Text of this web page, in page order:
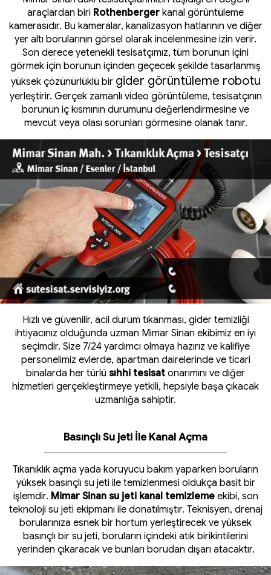
araçlardan biri Rothenberger kanal görüntüleme
kamerasıdır. Bu kameralar, kanalizasyon hatlarının ve diğer
yer altı borularının görsel olarak incelenmesine izin verir.
Son derece yetenekli tesisatçımız, tüm borunun içini
görmek için borunun içinden geçecek şekilde tasarlanmış
yüksek çözünürlüklü bir gider görüntüleme robotu
yerleştirir. Gerçek zamanlı video görüntüleme, tesisatçının
borunun iç kısmının durumunu değerlendirmesine ve
mevcut veya olası sorunları görmesine olanak tanır.
Hızlı ve güvenilir, acil durum tıkanması, gider temizliği
ihtiyacınız olduğunda uzman Mimar Sinan ekibimiz en iyi
seçimdir. Size 7/24 yardımcı olmaya hazırız ve kalifiye
personelimiz evlerde, apartman dairelerinde ve ticari
binalarda her türlü sıhhi tesisat onarımını ve diğer
hizmetleri gerçekleştirmeye yetkili, hepsiyle başa çıkacak
uzmanlığa sahiptir.
Basınçlı Su jeti İle Kanal Açma
Tıkanıklık açma yada koruyucu bakım yaparken boruların
yüksek basınçlı su jeti ile temizlenmesi oldukça basit bir
işlemdir. Mimar Sinan su jeti kanal temizlemeekibi, son
teknoloji su jeti ekipmanı ile donatılmıştır. Teknisyen, drenaj
borularınıza esnek bir hortum yerleştirecek ve yüksek
basınçlı bir su jeti, boruların içindeki atık birikintilerini
yerinden çıkaracak ve bunları borudan dışarı atacaktır.